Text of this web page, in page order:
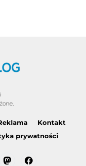
Kontakt
prywatności